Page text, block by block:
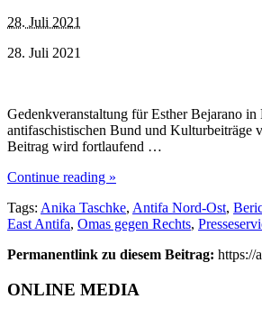
28. Juli 2021
28. Juli 2021
Gedenkveranstaltung für Esther Bejarano
antifaschistischen Bund und
Beitrag wird fortlaufend …
Continue reading »
Tags: Anika Taschke, Antifa Nord-Ost,
East Antifa, Omas gegen Rechts,
Permanentlink zu diesem Beitrag: https://
ONLINE MEDIA